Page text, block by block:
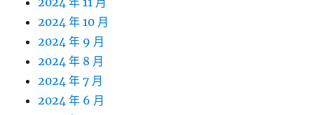
2024 年 10 月
2024 年 9 月
2024 年 8 月
2024 年 7 月
2024 年 6 月